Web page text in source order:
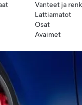
Vanteet ja
Lattiamatot
Osat
Avaimet